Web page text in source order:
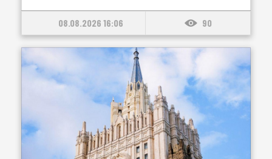
08.08.2026 16:06 90